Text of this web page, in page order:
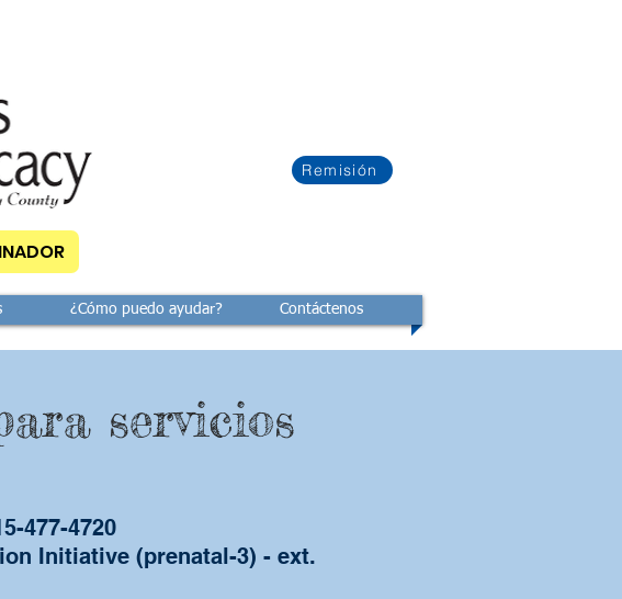
Remisión
¿Cómo puedo ayudar? Contáctenos
servicios
477-4720
Initiative (prenatal-3) - ext.